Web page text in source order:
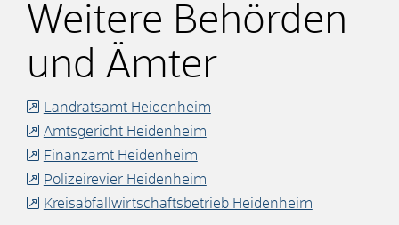
Weitere Behörden
und Ämter
Landratsamt Heidenheim
Amtsgericht Heidenheim
Finanzamt Heidenheim
Polizeirevier Heidenheim
Kreisabfallwirtschaftsbetrieb Heidenheim